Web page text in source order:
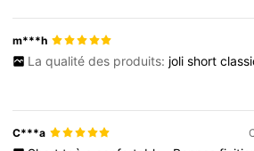
m***h
La qualité des produits: joli short
C***a